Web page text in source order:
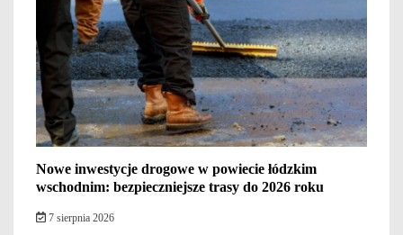
Nowe inwestycje drogowe w powiecie łódzkim
wschodnim: bezpieczniejsze trasy do 2026 roku
7 sierpnia 2026